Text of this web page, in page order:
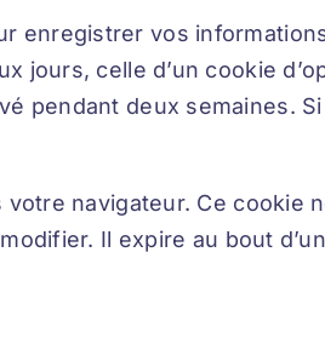
enregistrer vos
jours, celle d’un cookie
pendant deux semaines.
navigateur. Ce cookie
Il expire au bout